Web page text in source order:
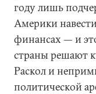
году лишь
Америки
финансах — и
страны решают
Раскол и
политической